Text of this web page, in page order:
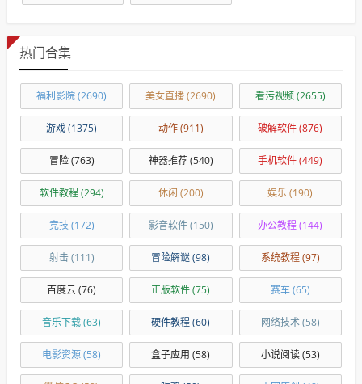
热门合集
福利影院(2690) 美女直播(2690) 看污视频(2655)
游戏(1375) 动作(911) 破解软件(876)
冒险(763) 神器推荐(540) 手机软件(449)
软件教程(294) 休闲 (200) 娱乐(190)
竞技 (172) 影音软件(150) 办公教程(144)
射击(111) 冒险解谜(98) 系统教程(97)
百度云(76) 正版软件(75) 赛车(65)
音乐下载(63) 硬件教程(60) 网络技术(58)
电影资源(58) 盒子应用 (58) 小说阅读(53)